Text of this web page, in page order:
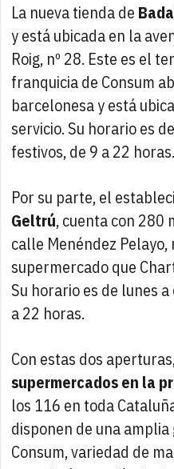
La nueva tienda de
y está ubicada en la
Roig, nº 28. Este es el
franquicia de Consum
barcelonesa y está
servicio. Su horario es
festivos, de 9 a 22 horas.
Por su parte, el
Geltrú, cuenta con 280
calle Menéndez Pelayo,
supermercado que
Su horario es de lunes
a 22 horas.
Con estas dos
supermercados en la
los 116 en toda
disponen de una
Consum, variedad de